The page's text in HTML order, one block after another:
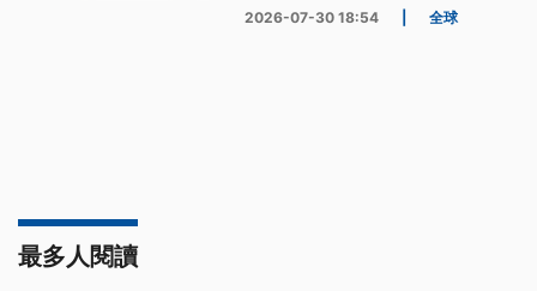
2026-07-30 18:54 全球
最多人閱讀